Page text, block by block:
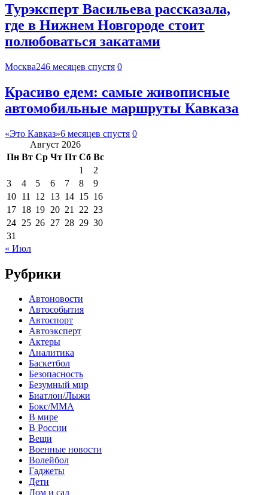
Турэксперт Васильева рассказала,
где в Нижнем Новгороде стоит
полюбоваться закатами
Москва246 месяцев спустя 0
Красиво едем: самые живописные
автомобильные маршруты Кавказа
«Это Кавказ»6 месяцев спустя 0
Август 2026
Пн Вт Ср Чт Пт Сб Вс
1
2
3
4 5 6 7 8
9
10 11 12 13 14 15 16
17 18 19 20 21 22 23
24 25 26 27 28 29 30
31
« Июл
Рубрики
Автоновости
Автособытия
Автоспорт
Автоэксперт
Актеры
Аналитика
Баскетбол
Безопасность
Безумный мир
Биатлон/Лыжи
Бокс/MMA
В мире
В России
Вещи
Военные новости
Волейбол
Гаджеты
Дети
Дом и сад